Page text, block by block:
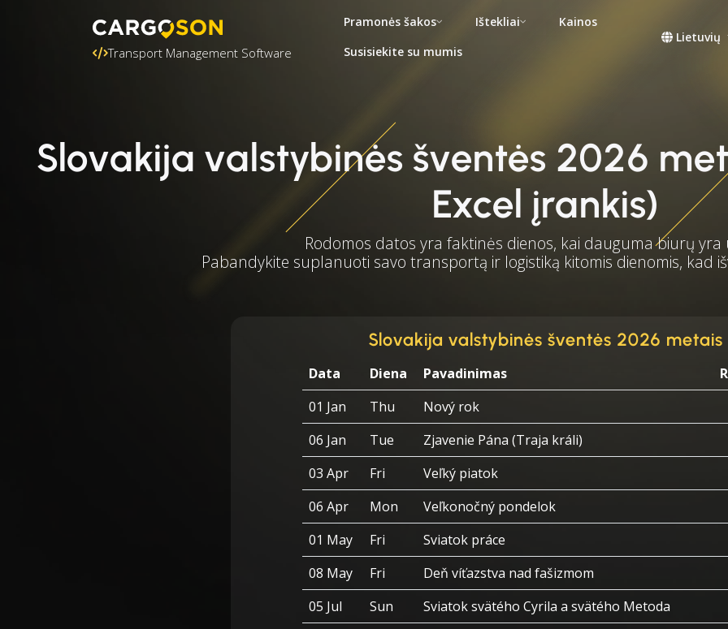
Transport Management Software
Pramonės šakos Ištekliai
Kainos
Susisiekite su mumis
Lietuvių
Slovakija valstybinės šventės 2026
Excel įrankis)
Rodomos datos yra faktinės dienos, kai dauguma biurų yra
Pabandykite suplanuoti savo transportą ir logistiką kitomis dienomis, kad
Slovakija valstybinės šventės 2026 metais
Data Diena Pavadinimas
01 Jan
Thu
Nový rok
06 Jan
Tue
Zjavenie Pána (Traja králi)
03 Apr
Fri
Veľký piatok
06 Apr
Mon
Veľkonočný pondelok
01 May
Fri
Sviatok práce
08 May
Fri
Deň víťazstva nad fašizmom
05 Jul
Sun
Sviatok svätého Cyrila a svätého Metoda